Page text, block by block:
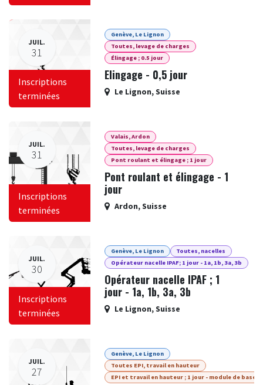
JUIL.
31
Inscriptions
terminées
Genève, Le Lignon
Toutes, levage de charges
Élingage ; 0.5 jour
Elingage - 0,5 jour
Le Lignon,Suisse
JUIL.
31
Inscriptions
terminées
Valais, Ardon
Toutes, levage de charges
Pont roulant et élingage ; 1 jour
Pont roulant et élingage - 1
jour
Ardon,Suisse
JUIL.
30
Inscriptions
terminées
Genève, Le Lignon
Toutes, nacelles
Opérateur nacelle IPAF; 1 jour - 1a, 1b, 3a, 3b
Opérateur nacelle IPAF ; 1
jour - 1a, 1b, 3a, 3b
Le Lignon,Suisse
JUIL.
27
Genève, Le Lignon
Toutes EPI, travail en hauteur
EPI et travail en hauteur ; 1 jour - module de base